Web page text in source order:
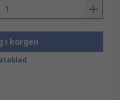
i korgen